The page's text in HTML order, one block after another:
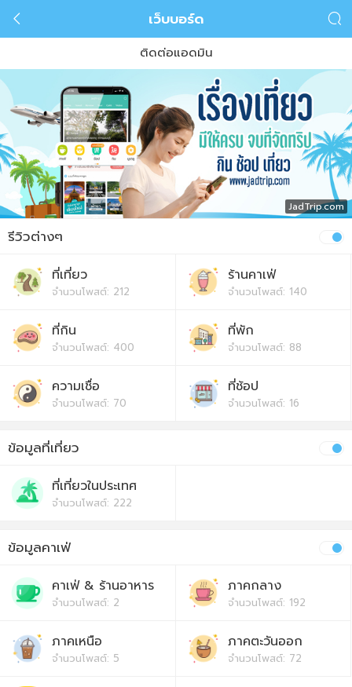
 เว็บบอร์ด 
ติดต่อแอดมิน
JadTrip.com
รีวิวต่างๆ
ที่เที่ยว
จำนวนโพสต์: 212
ร้านคาเฟ่
จำนวนโพสต์: 140
ที่กิน
จำนวนโพสต์: 400
ที่พัก
จำนวนโพสต์: 88
ความเชื่อ
จำนวนโพสต์: 70
ที่ช้อป
จำนวนโพสต์: 16
ข้อมูลที่เที่ยว
ที่เที่ยวในประเทศ
จำนวนโพสต์: 222
ข้อมูลคาเฟ่
คาเฟ่ & ร้านอาหาร
จำนวนโพสต์: 2
ภาคกลาง
จำนวนโพสต์: 192
ภาคเหนือ
จำนวนโพสต์: 5
ภาคตะวันออก
จำนวนโพสต์: 72